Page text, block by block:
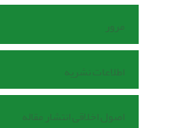
مرور
اطلاعات نشریه
اصول اخلاقی انتشار مقاله